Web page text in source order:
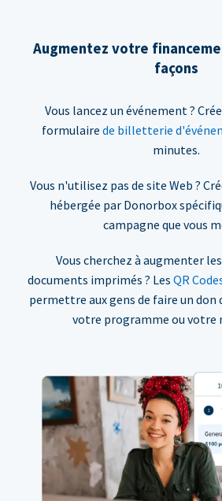
Augmentez votre
façons
Vous lancez un événement ?
formulaire de billetterie
minutes.
Vous n'utilisez pas de site Web ?
hébergée par Donorbox
campagne que vous
Vous cherchez à augmenter
documents imprimés ? Les QR
permettre aux gens de faire un
votre programme ou votre